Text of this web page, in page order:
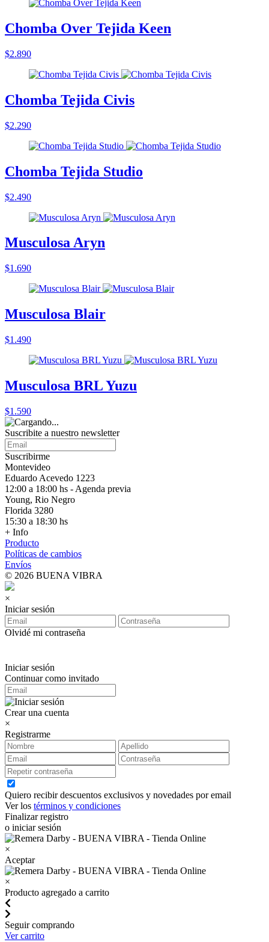
Chomba Over Tejida Keen
$2.890
Chomba Tejida Civis
$2.290
Chomba Tejida Studio
$2.490
Musculosa Aryn
$1.690
Musculosa Blair
$1.490
Musculosa BRL Yuzu
$1.590
Suscribite a nuestro newsletter
Suscribirme
Montevideo
Eduardo Acevedo 1223
12:00 a 18:00 hs - Agenda previa
Young, Rio Negro
Florida 3280
15:30 a 18:30 hs
+ Info
Producto
Políticas de cambios
Envíos
© 2026 BUENA VIBRA
×
Iniciar sesión
Olvidé mi contraseña
Iniciar sesión
Continuar como invitado
Crear una cuenta
×
Registrarme
Quiero recibir descuentos exclusivos y novedades por email
Ver los términos y condiciones
Finalizar registro
o iniciar sesión
×
Aceptar
×
Producto agregado a carrito
Seguir comprando
Ver carrito